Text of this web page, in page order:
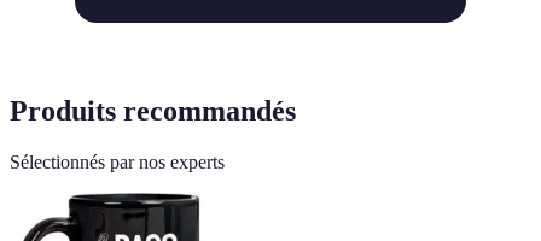
Produits recommandés
Sélectionnés par nos experts